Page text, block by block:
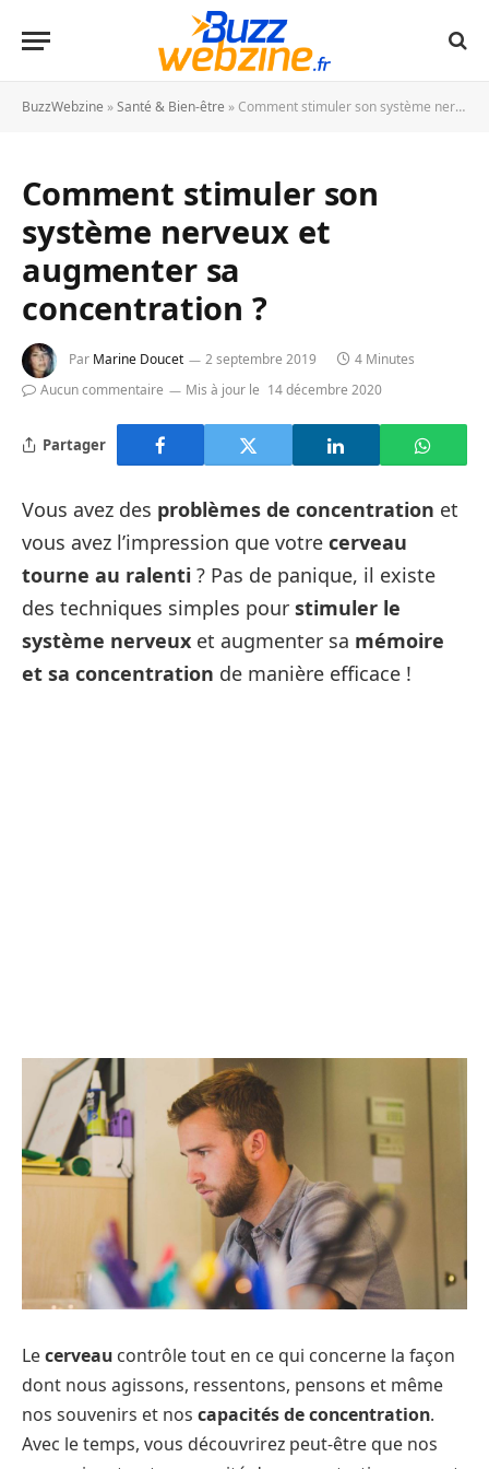
BuzzWebzine »Santé & Bien-être » Comment stimuler son système nerveux et augmenter sa concentration ?
Comment stimuler son
système nerveux et
augmenter sa
concentration ?
Par Marine Doucet 2 septembre 2019
4 Minutes
Aucun commentaire
Mis à jour le 14 décembre 2020
Partager
Vous avez des problèmes de concentration et
vous avez l’impression que votre cerveau
tourne au ralenti ? Pas de panique, il existe
des techniques simples pour stimuler le
système nerveux et augmenter sa mémoire
et sa concentration de manière efficace !
Lecerveau contrôle tout en ce qui concerne la façon
dont nous agissons, ressentons, pensons et même
nos souvenirs et nos capacités de concentration.
Avec le temps, vous découvrirez peut-être que nos